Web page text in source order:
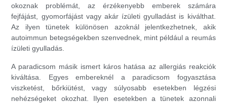
okoznak problémát, az érzékenyebb emberek számára
fejfájást, gyomorfájást vagy akár ízületi gyulladást is kiválthat.
Az ilyen tünetek különösen azoknál jelentkezhetnek, akik
autoimmun betegségekben szenvednek, mint például a reumás
ízületi gyulladás.
A paradicsom másik ismert káros hatása az allergiás reakciók
kiváltása. Egyes embereknél a paradicsom fogyasztása
viszketést, bőrkiütést, vagy súlyosabb esetekben légzési
nehézségeket okozhat. Ilyen esetekben a tünetek azonnali